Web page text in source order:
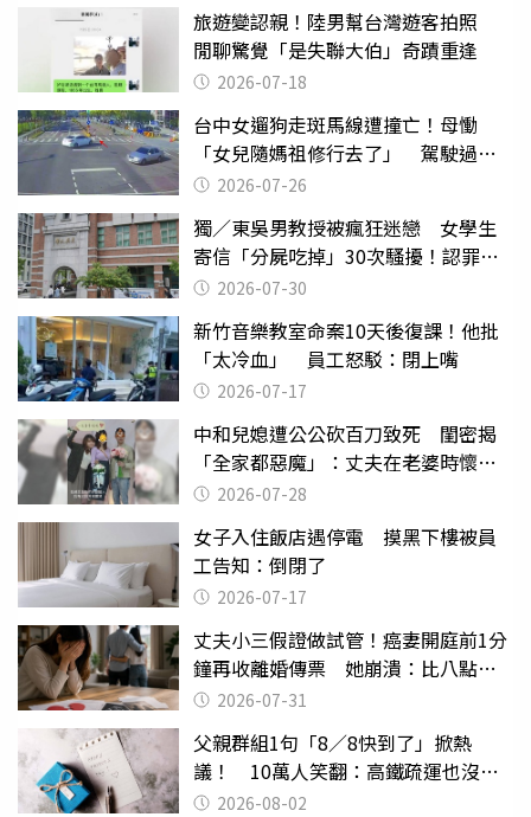
旅遊變認親！陸男幫台灣遊客拍照
閒聊驚覺「是失聯大伯」奇蹟重逢
2026-07-18
台中女遛狗走斑馬線遭撞亡！母慟
「女兒隨媽祖修行去了」 駕駛過失
致死判9月
2026-07-26
獨／東吳男教授被瘋狂迷戀 女學生
寄信「分屍吃掉」30次騷擾！認罪免
關 2026-07-30
新竹音樂教室命案10天後復課！他批
「太冷血」 員工怒駁：閉上嘴
2026-07-17
中和兒媳遭公公砍百刀致死 閨密揭
「全家都惡魔」：丈夫在老婆時懷孕
摔東西
2026-07-28
女子入住飯店遇停電 摸黑下樓被員
工告知：倒閉了
2026-07-17
丈夫小三假證做試管！癌妻開庭前1分
鐘再收離婚傳票 她崩潰：比八點檔
還扯2026-07-31
父親群組1句「8／8快到了」掀熱
議！ 10萬人笑翻：高鐵疏運也沒列
父親節
2026-08-02